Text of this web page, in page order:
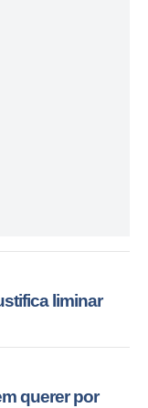
liminar
querer por